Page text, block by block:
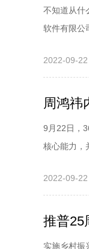
不知道从什
软件有限公
2022-09-
周鸿祎
9月22日，
核心能力，
2022-09-
推普25
实施乡村振